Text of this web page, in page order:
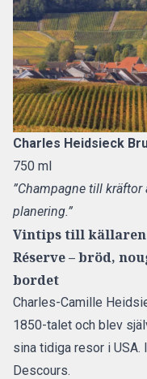
Charles Heidsieck
750 ml
”Champagne till kräftor
planering.”
Vintips till
Réserve – bröd,
bordet
Charles-Camille
1850-talet och blev
sina tidiga resor i
Descours.